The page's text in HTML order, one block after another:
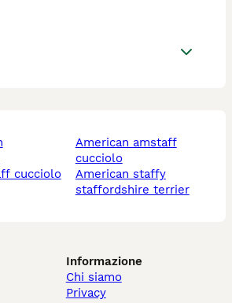
cucciolo
american amstaff
cucciolo
american staffy
staffordshire terrier
Informazione
Chi siamo
Privacy